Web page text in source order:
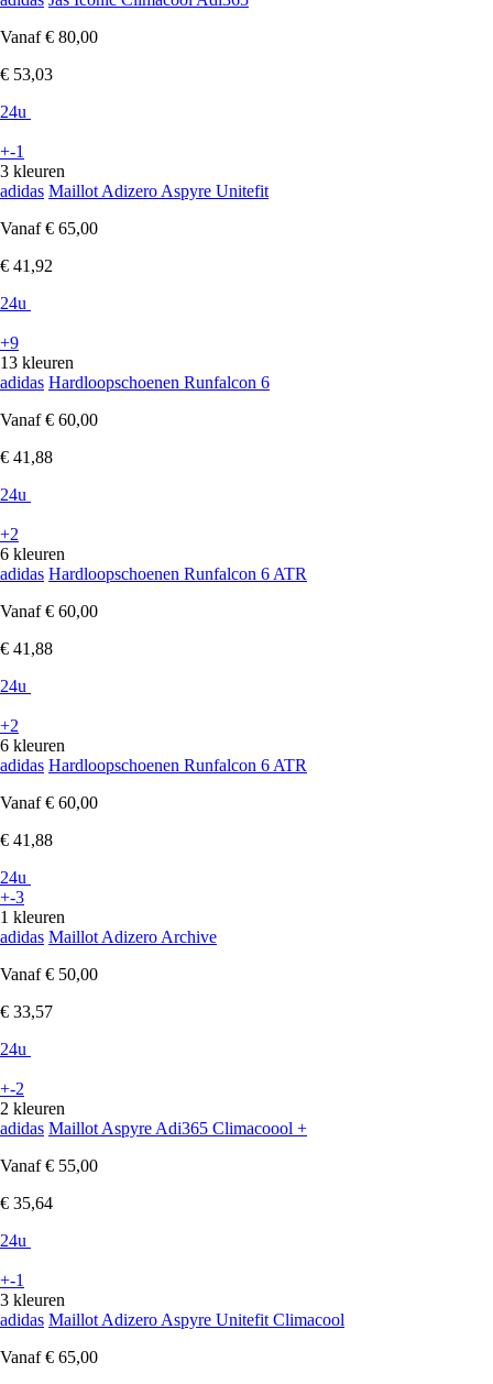
Vanaf € 80,00
€ 53,03
24u
+-1
3 kleuren
adidas Maillot Adizero Aspyre Unitefit
Vanaf € 65,00
€ 41,92
24u
+9
13 kleuren
adidas Hardloopschoenen Runfalcon 6
Vanaf € 60,00
€ 41,88
24u
+2
6 kleuren
adidas Hardloopschoenen Runfalcon 6 ATR
Vanaf € 60,00
€ 41,88
24u
+2
6 kleuren
adidas Hardloopschoenen Runfalcon 6 ATR
Vanaf € 60,00
€ 41,88
24u
+-3
1 kleuren
adidas Maillot Adizero Archive
Vanaf € 50,00
€ 33,57
24u
+-2
2 kleuren
adidas Maillot Aspyre Adi365 Climacoool +
Vanaf € 55,00
€ 35,64
24u
+-1
3 kleuren
adidas Maillot Adizero Aspyre Unitefit Climacool
Vanaf € 65,00